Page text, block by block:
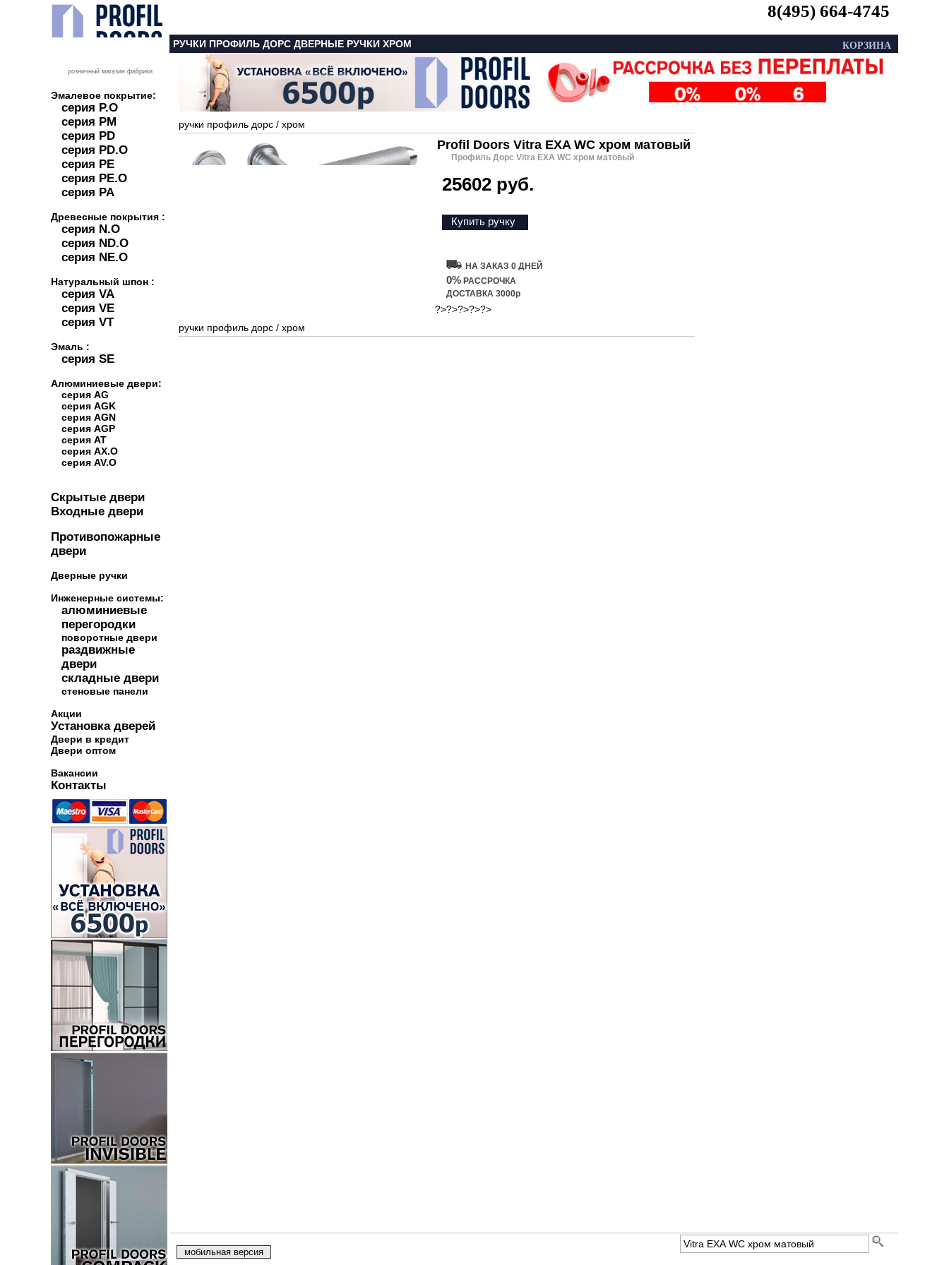
розничный магазин фабрики
Эмалевое покрытие:
серия P.O
серия PM
серия PD
серия PD.O
серия PE
серия PE.O
серия PA
Древесные покрытия :
серия N.O
серия ND.O
серия NE.O
Натуральный шпон :
серия VA
серия VE
серия VT
Эмаль :
серия SE
Алюминиевые двери:
серия AG
серия AGK
серия AGN
серия AGP
серия AT
серия AX.O
серия AV.O
Скрытые двери
Входные двери
Противопожарные
двери
Дверные ручки
Инженерные системы:
алюминиевые
перегородки
поворотные двери
раздвижные
двери
складные двери
стеновые панели
Акции
Установка дверей
Двери в кредит
Двери оптом
Вакансии
Контакты
8(495) 664-4745
КОРЗИНА
РУЧКИ ПРОФИЛЬ ДОРС ДВЕРНЫЕ РУЧКИ ХРОМ
ручки профиль дорс / хром
Profil Doors Vitra EXA WC хром матовый
Профиль Дорс Vitra EXA WC хром матовый
25602 руб.
Купить ручку
НА ЗАКАЗ 0 ДНЕЙ
0% РАССРОЧКА
ДОСТАВКА 3000р
?>?>?>?>?>
ручки профиль дорс / хром